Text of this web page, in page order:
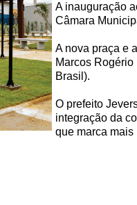
A inauguração
Câmara
A nova praça e
Marcos
Brasil).
O prefeito
integração da
que marca mais